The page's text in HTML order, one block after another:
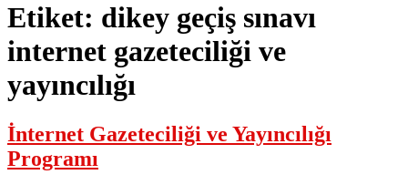
Etiket: dikey geçiş sınavı
internet gazeteciliği ve
yayıncılığı
İnternet Gazeteciliği ve Yayıncılığı
Programı